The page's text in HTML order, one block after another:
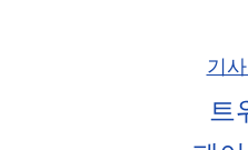
기
트